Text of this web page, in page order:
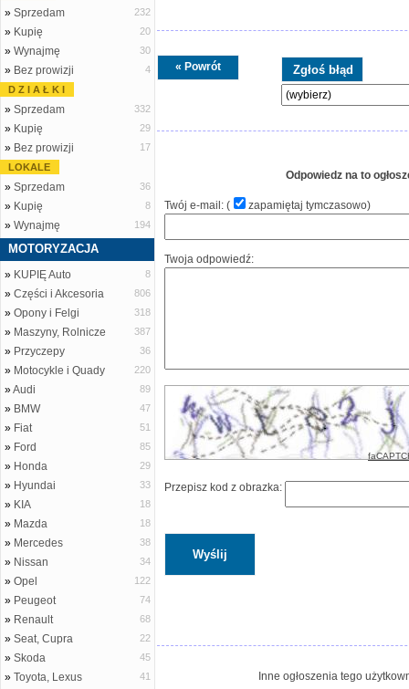
» Sprzedam 232
» Kupię 20
» Wynajmę 30
» Bez prowizji
4
D Z I A Ł K I
» Sprzedam 332
» Kupię 29
» Bez prowizji
17
LOKALE
» Sprzedam 36
» Kupię 8
» Wynajmę 194
MOTORYZACJA
» KUPIĘ Auto 8
» Części i Akcesoria 806
» Opony i Felgi 318
» Maszyny, Rolnicze 387
» Przyczepy 36
» Motocykle i Quady 220
»Audi 89
» BMW 47
» Fiat 51
» Ford 85
» Honda 29
» Hyundai 33
» KIA 18
» Mazda 18
» Mercedes 38
» Nissan 34
» Opel 122
» Peugeot 74
» Renault 68
» Seat, Cupra 22
» Skoda 45
» Toyota, Lexus 41
« Powrót
Odpowiedz na to
Twój e-mail: ( zapamiętaj tymczasowo)
Twoja odpowiedź:
Przepisz kod z obrazka:
Inne ogłoszenia tego